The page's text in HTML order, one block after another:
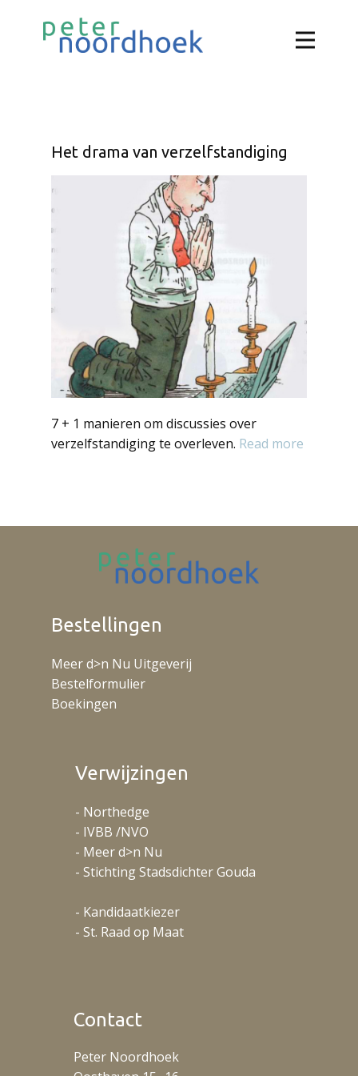
Het drama van verzelfstandiging
7 + 1 manieren om discussies over
verzelfstandiging te overleven. Read more
Bestellingen
Meer d>n Nu Uitgeverij
Bestelformulier
Boekingen
Verwijzingen
- Northedge
- IVBB /NVO
- Meer d>n Nu
- Stichting Stadsdichter Gouda
- Kandidaatkiezer
- St. Raad op Maat
Contact
Peter Noordhoek